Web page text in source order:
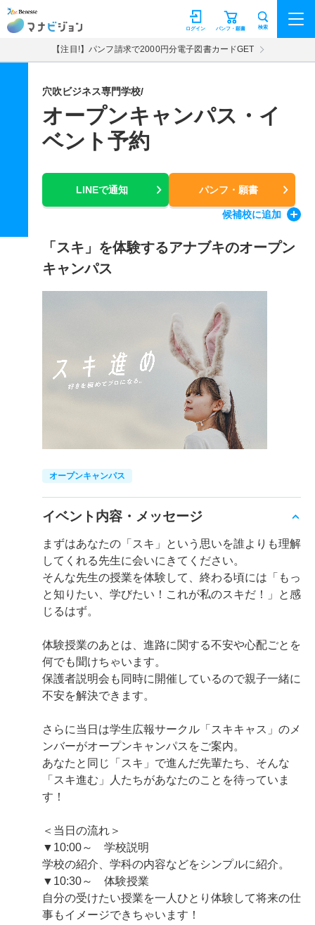
マナビジョン パンフ・願書
ログイン 検索
【注目!】パンフ請求で2000円分電子図書カードGET
穴吹ビジネス専門学校/
オープンキャンパス・イ
ベント予約
LINEで通知 パンフ・願書
候補校に追加
「スキ」を体験するアナブキのオープン
キャンパス
オープンキャンパス
イベント内容・メッセージ
まずはあなたの「スキ」という思いを誰よりも理解
してくれる先生に会いにきてください。
そんな先生の授業を体験して、終わる頃には「もっ
と知りたい、学びたい！これが私のスキだ！」と感
じるはず。
体験授業のあとは、進路に関する不安や心配ごとを
何でも聞けちゃいます。
保護者説明会も同時に開催しているので親子一緒に
不安を解決できます。
さらに当日は学生広報サークル「スキキャス」のメ
ンバーがオープンキャンパスをご案内。
あなたと同じ「スキ」で進んだ先輩たち、そんな
「スキ進む」人たちがあなたのことを待っていま
す！
＜当日の流れ＞
▼10:00～ 学校説明
学校の紹介、学科の内容などをシンプルに紹介。
▼10:30～ 体験授業
自分の受けたい授業を一人ひとり体験して将来の仕
事もイメージできちゃいます！